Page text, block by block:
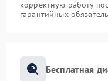
корректную работу
гарантийных
Бесплатная